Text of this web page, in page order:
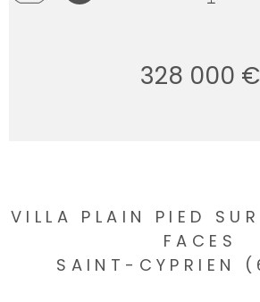
328 000 €
VILLA PLAIN PIED
FACES
SAINT-CYPRIEN